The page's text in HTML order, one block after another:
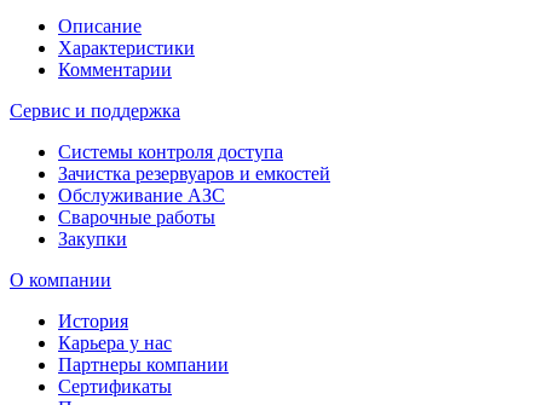
Описание
Характеристики
Комментарии
Сервис и поддержка
Системы контроля доступа
Зачистка резервуаров и емкостей
Обслуживание АЗС
Сварочные работы
Закупки
О компании
История
Карьера у нас
Партнеры компании
Сертификаты